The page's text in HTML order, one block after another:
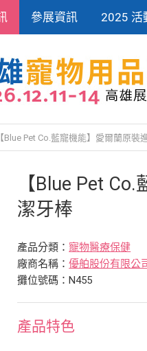
參展資訊 2025 活
Blue Pet Co.藍寵機能】愛爾蘭原
【Blue Pet
潔牙棒
產品分類：寵物醫療保健
廠商名稱：優舶股份有限公
攤位號碼：N455
產品特色